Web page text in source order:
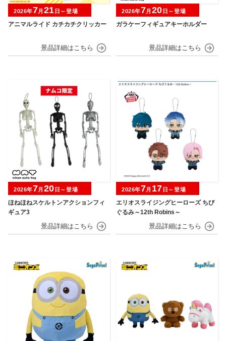
アニマルライド カチカチクリッカー
2026年7月 21 日～登場
ガラケーフィギュアキーホルダー
2026年7月 20 日～登場
ほねほねスケルトンアクションフィ
ギュア3
2026年7月 20 日～登場
エリオスライジングヒーローズ ちび
ぐるみ～12th Robins～
2026年7月 17 日～登場